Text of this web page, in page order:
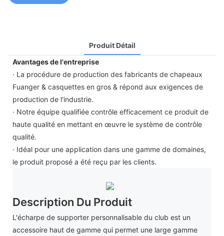
Produit Détail
Avantages de l'entreprise
· La procédure de production des fabricants de chapeaux
Fuanger & casquettes en gros & répond aux exigences de
production de l'industrie.
· Notre équipe qualifiée contrôle efficacement ce produit de
haute qualité en mettant en œuvre le système de contrôle
qualité.
· Idéal pour une application dans une gamme de domaines,
le produit proposé a été reçu par les clients.
Description Du Produit
L'écharpe de supporter personnalisable du club est un
accessoire haut de gamme qui permet une large gamme